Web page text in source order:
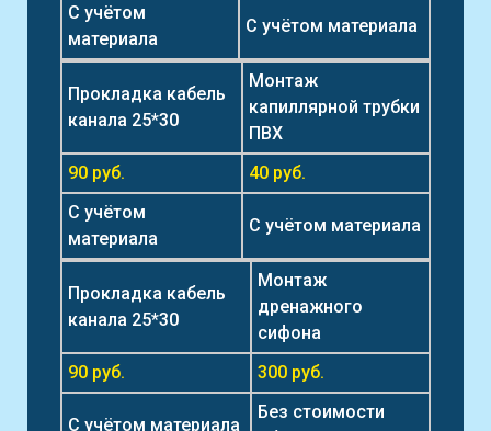
С учётом
материала
С учётом материала
Прокладка кабель
канала 25*30
Монтаж
капиллярной трубки
ПВХ
90 руб.
40 руб.
С учётом
материала
С учётом материала
Прокладка кабель
канала 25*30
Монтаж
дренажного
сифона
90 руб.
300 руб.
С учётом материала
Без стоимости